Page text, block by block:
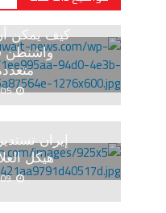
كيف يمكن
واشنطن
إيران
هيكل